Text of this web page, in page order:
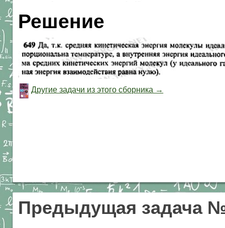
Решение
Другие задачи из этого сборника →
Предыдущая задача